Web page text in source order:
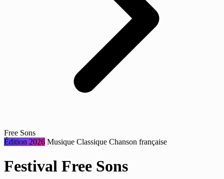
Free Sons
Édition 2026 Musique Classique Chanson française
Festival Free Sons